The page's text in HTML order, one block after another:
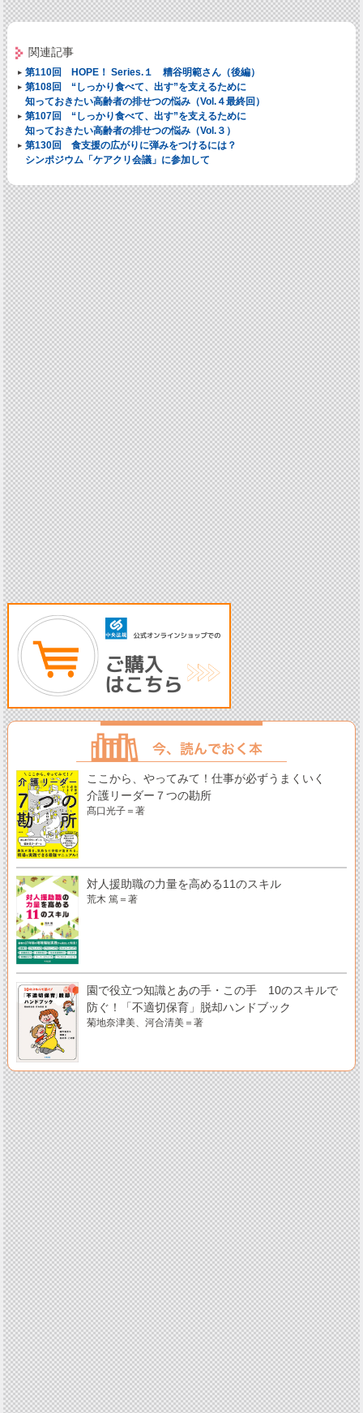
関連記事
第110回 HOPE！ Series.１ 糟谷明範さん（後編）
第108回 “しっかり食べて、出す”を支えるために
知っておきたい高齢者の排せつの悩み（Vol.４最終回）
第107回 “しっかり食べて、出す”を支えるために
知っておきたい高齢者の排せつの悩み（Vol.３）
第130回 食支援の広がりに弾みをつけるには？
シンポジウム「ケアクリ会議」に参加して
ここから、やってみて！仕事が必ずうまくいく
介護リーダー７つの勘所
髙口光子＝著
対人援助職の力量を高める11のスキル
荒木 篤＝著
園で役立つ知識とあの手・この手 10のスキルで
防ぐ！「不適切保育」脱却ハンドブック
菊地奈津美、河合清美＝著